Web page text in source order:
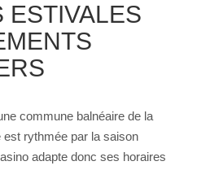
ESTIVALES
commune balnéaire de la
rythmée par la saison
adapte donc ses horaires